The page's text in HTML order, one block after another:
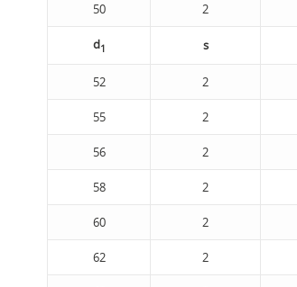
50 2
d1 s
52 2
55 2
56 2
58 2
60 2
62 2